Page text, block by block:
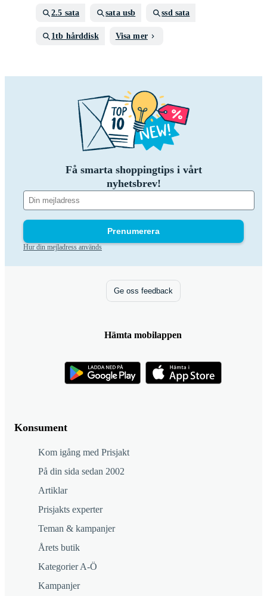
2.5 sata sata usb ssd sata
1tb hårddisk Visa mer
Få smarta shoppingtips i vårt
nyhetsbrev!
Prenumerera
Hur din mejladress används
Konsument
Kom igång med Prisjakt
På din sida sedan 2002
Artiklar
Prisjakts experter
Teman & kampanjer
Årets butik
Kategorier A-Ö
Kampanjer
Ge oss feedback
Hämta mobilappen